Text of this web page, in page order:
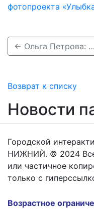
фотопроекта
← Ольга Петрова: Виктор Сдобняков имеет внушительный опыт вузовской работы
Возврат к списку
Новости
Городской
НИЖНИЙ. © 2024
или частичное
только с
Возрастное